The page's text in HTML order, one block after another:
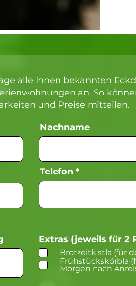
alle Ihnen bekannten
an. So
und Preise mitteilen.
Nachname
Telefon
Extras (jeweils für 2
Brotzeitkistla (für
Frühstückskörbla
Morgen nach